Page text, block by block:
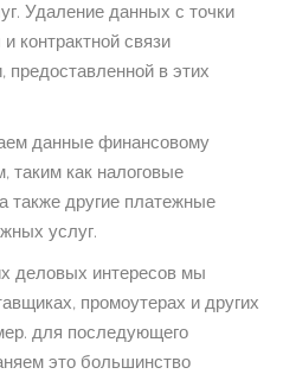
Удаление данных с точки
контрактной связи
предоставленной в этих
данные финансовому
таким как налоговые
также другие платежные
услуг.
деловых интересов мы
промоутерах и других
для последующего
это большинство